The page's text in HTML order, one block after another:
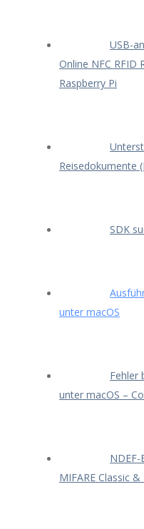
USB-
Online NFC RFID
Raspberry Pi
Reisedokumente
SDK
unter macOS
Fehler
unter macOS –
MIFARE Classic